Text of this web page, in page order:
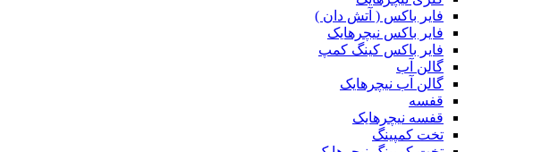
فایر باکس ( آتش دان )
فایر باکس نیچرهایک
فایر باکس کینگ کمپ
گالن آب
گالن آب نیچرهایک
قفسه
قفسه نیچرهایک
تخت کمپینگ